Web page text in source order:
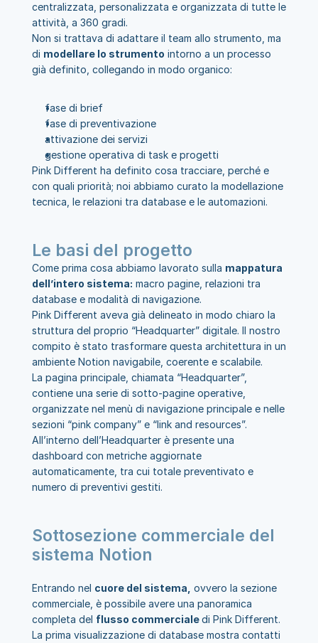
centralizzata, personalizzata e organizzata di tutte le
attività, a 360 gradi.
Non si trattava di adattare il team allo strumento, ma
di modellare lo strumento intorno a un processo
già definito, collegando in modo organico:
fase di brief
fase di preventivazione
attivazione dei servizi
gestione operativa di task e progetti
Pink Different ha definito cosa tracciare, perché e
con quali priorità; noi abbiamo curato la modellazione
tecnica, le relazioni tra database e le automazioni.
Le basi del progetto
Come prima cosa abbiamo lavorato sulla mappatura
dell’intero sistema: macro pagine, relazioni tra
database e modalità di navigazione.
Pink Different aveva già delineato in modo chiaro la
struttura del proprio “Headquarter” digitale. Il nostro
compito è stato trasformare questa architettura in un
ambiente Notion navigabile, coerente e scalabile.
La pagina principale, chiamata “Headquarter”,
contiene una serie di sotto-pagine operative,
organizzate nel menù di navigazione principale e nelle
sezioni “pink company” e “link and resources”.
All’interno dell’Headquarter è presente una
dashboard con metriche aggiornate
automaticamente, tra cui totale preventivato e
numero di preventivi gestiti.
Sottosezione commerciale del
sistema Notion
Entrando nel cuore del sistema, ovvero la sezione
commerciale, è possibile avere una panoramica
completa del flusso commerciale di Pink Different.
La prima visualizzazione di database mostra contatti